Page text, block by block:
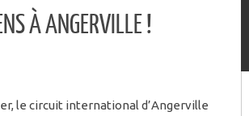
À ANGERVILLE !
le circuit international d’Angerville